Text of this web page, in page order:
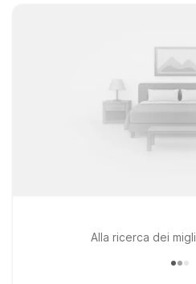
Alla ricerca dei